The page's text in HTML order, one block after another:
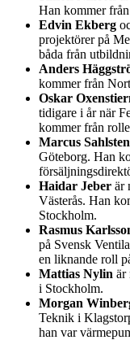
Han kommer
Edvin Ekberg
projektörer på
båda från
Anders
kommer från
Oskar
tidigare i år när
kommer från
Marcus Sahlsten
Göteborg. Han
Haidar Jeber är
Västerås. Han
Stockholm.
Rasmus
på Svensk
en liknande roll
Mattias Nylin är
i Stockholm.
Morgan
Teknik i
han var